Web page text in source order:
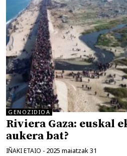
GENOZIDIOA
Riviera Gaza: euskal
aukera bat?
IÑAKI ETAIO - 2025 maiatzak 31